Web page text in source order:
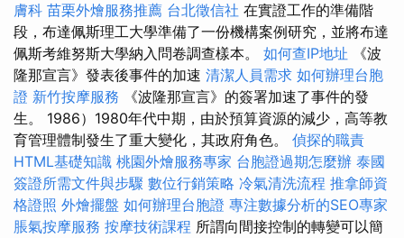
膚科 苗栗外燴服務推薦 台北徵信社 在實證工作的準備階
段，布達佩斯理工大學準備了一份機構案例研究，並將布達
佩斯考維努斯大學納入問卷調查樣本。 如何查IP地址 《波
隆那宣言》發表後事件的加速 清潔人員需求 如何辦理台胞
證 新竹按摩服務
《波隆那宣言》的簽署加速了事件的發
生。 1986）1980年代中期，由於預算資源的減少，高等教
育管理體制發生了重大變化，其政府角色。 偵探的職責
HTML基礎知識 桃園外燴服務專家 台胞證過期怎麼辦 泰國
簽證所需文件與步驟 數位行銷策略 冷氣清洗流程 推拿師資
格證照 外燴擺盤 如何辦理台胞證 專注數據分析的SEO專家
脹氣按摩服務 按摩技術課程 所謂向間接控制的轉變可以簡